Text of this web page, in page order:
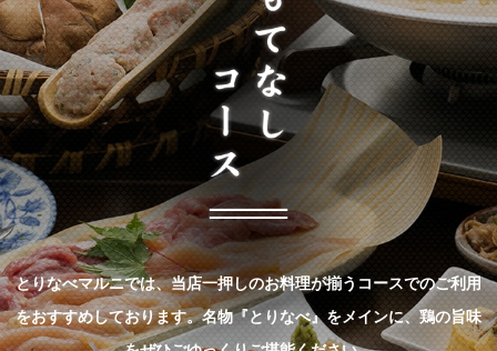
とりなべマルニでは、当店一押しのお料理が揃うコースでのご利用
をおすすめしております。名物『とりなべ』をメインに、鶏の旨味